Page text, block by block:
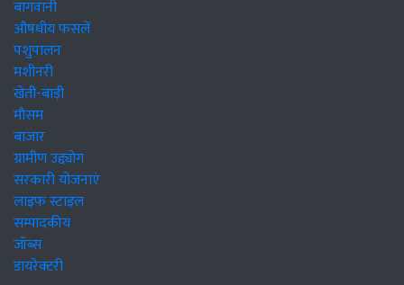
बागवानी
औषधीय फसलें
पशुपालन
मशीनरी
खेती-बाड़ी
मौसम
बाजार
ग्रामीण उद्द्योग
सरकारी योजनाएं
लाइफ स्टाइल
सम्पादकीय
जॉब्स
डायरेक्टरी